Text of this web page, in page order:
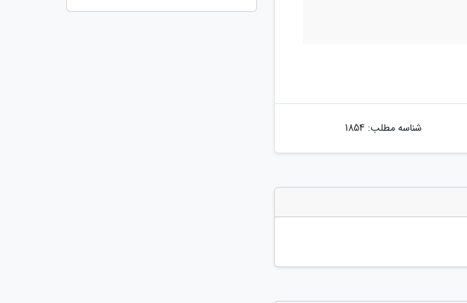
شناسه مطلب: 1854